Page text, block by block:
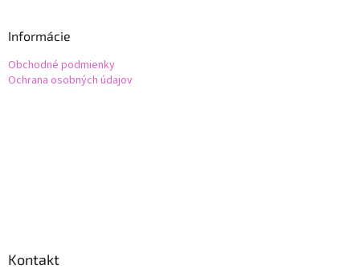
Informácie
Obchodné podmienky
Ochrana osobných údajov
Kontakt